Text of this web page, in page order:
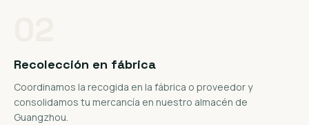
Recolección en fábrica
Coordinamos la recogida en la fábrica o proveedor y
consolidamos tu mercancía en nuestro almacén de
Guangzhou.